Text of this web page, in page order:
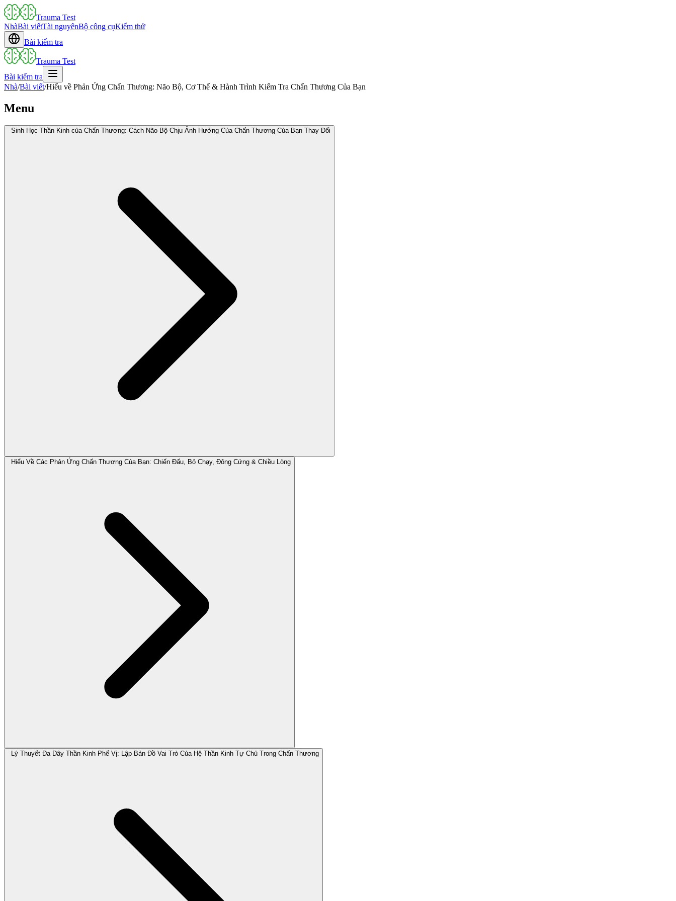
Trauma Test
NhàBài viếtTài nguyênBộ công cụKiểm thử
Bài kiểm tra
Trauma Test
Bài kiểm tra
Nhà/Bài viết/Hiểu về Phản Ứng Chấn Thương: Não Bộ, Cơ Thể & Hành Trình Kiểm Tra Chấn Thương Của Bạn
Menu
Sinh Học Thần Kinh của Chấn Thương: Cách Não Bộ Chịu Ảnh Hưởng Của Chấn Thương Của Bạn Thay Đổi
Hiểu Về Các Phản Ứng Chấn Thương Của Bạn: Chiến Đấu, Bỏ Chạy, Đông Cứng & Chiều Lòng
Lý Thuyết Đa Dây Thần Kinh Phế Vị: Lập Bản Đồ Vai Trò Của Hệ Thần Kinh Tự Chủ Trong Chấn Thương